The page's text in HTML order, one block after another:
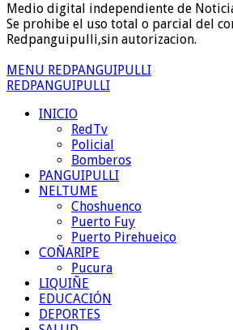
Medio digital independiente de
Se prohibe el uso total o parcial del
Redpanguipulli,sin autorizacion.
MENU REDPANGUIPULLI
REDPANGUIPULLI
INICIO
RedTv
Policial
Bomberos
PANGUIPULLI
NELTUME
Choshuenco
Puerto Fuy
Puerto Pirehueico
COÑARIPE
Pucura
LIQUIÑE
EDUCACIÓN
DEPORTES